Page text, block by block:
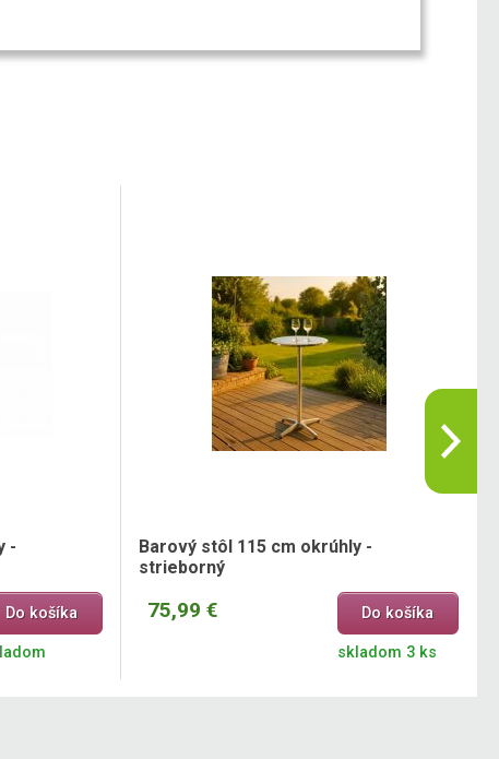
-
Do košíka
Barový stôl 115 cm okrúhly -
strieborný
75,99 € Do košíka
skladom 3 ks